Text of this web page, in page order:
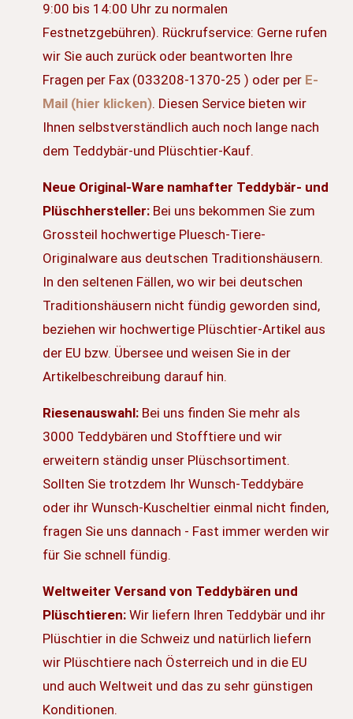
9:00 bis 14:00 Uhr zu normalen
Festnetzgebühren). Rückrufservice: Gerne rufen
wir Sie auch zurück oder beantworten Ihre
Fragen per Fax (033208-1370-25 ) oder per E-
Mail (hier klicken). Diesen Service bieten wir
Ihnen selbstverständlich auch noch lange nach
dem Teddybär-und Plüschtier-Kauf.
Neue Original-Ware namhafter Teddybär- und
Plüschhersteller: Bei uns bekommen Sie zum
Grossteil hochwertige Pluesch-Tiere-
Originalware aus deutschen Traditionshäusern.
In den seltenen Fällen, wo wir bei deutschen
Traditionshäusern nicht fündig geworden sind,
beziehen wir hochwertige Plüschtier-Artikel aus
der EU bzw. Übersee und weisen Sie in der
Artikelbeschreibung darauf hin.
Riesenauswahl: Bei uns finden Sie mehr als
3000 Teddybären und Stofftiere und wir
erweitern ständig unser Plüschsortiment.
Sollten Sie trotzdem Ihr Wunsch-Teddybäre
oder ihr Wunsch-Kuscheltier einmal nicht finden,
fragen Sie uns dannach - Fast immer werden wir
für Sie schnell fündig.
Weltweiter Versand von Teddybären und
Plüschtieren: Wir liefern Ihren Teddybär und ihr
Plüschtier in die Schweiz und natürlich liefern
wir Plüschtiere nach Österreich und in die EU
und auch Weltweit und das zu sehr günstigen
Konditionen.